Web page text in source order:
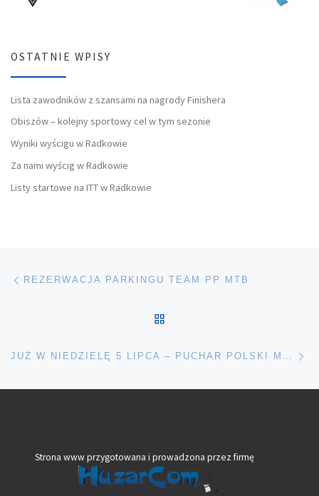
OSTATNIE WPISY
Lista zawodników z szansami na nagrody Finishera
Obiszów – kolejny sportowy cel w tym sezonie
Wyniki wyścigu w Radkowie
Za nami wyścig w Radkowie
Listy startowe na ITT w Radkowie
Nawigacja wpisu
REZERWACJA PARKINGU TEAM PP MTB
JUŻ W NIEDZIELĘ 5 LIPCA – PUCHAR POLSKI MTB
Strona www przygotowana i prowadzona przez firmę